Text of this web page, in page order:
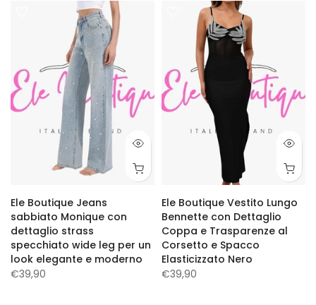
Ele Boutique Jeans
sabbiato Monique con
dettaglio strass
specchiato wide leg per un
look elegante e moderno
€39,90
Ele Boutique Vestito Lungo
Bennette con Dettaglio
Coppa e Trasparenze al
Corsetto e Spacco
Elasticizzato Nero
€39,90